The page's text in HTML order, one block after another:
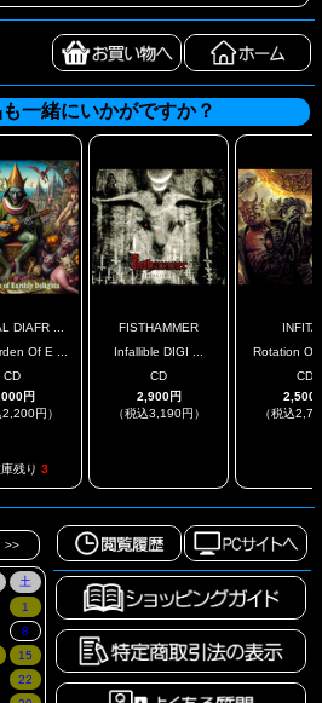
一緒にいかがですか？
DIAFR ...
Of E ...
CD
円
2,200円）
残り 3
FISTHAMMER
Infallible DIGI ...
CD
2,900円
（税込3,190円）
Rotation Of
CD
2,500
（税込